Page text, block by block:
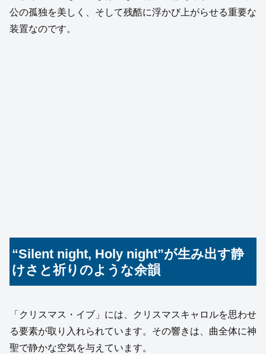
公の孤独を美しく、そして残酷に浮かび上がらせる重要な
装置なのです。
“Silent night, Holy night”が生み出す静
けさと祈りのような余韻
「クリスマス・イブ」には、クリスマスキャロルを思わせ
る要素が取り入れられています。その響きは、曲全体に神
聖で静かな空気を与えています。